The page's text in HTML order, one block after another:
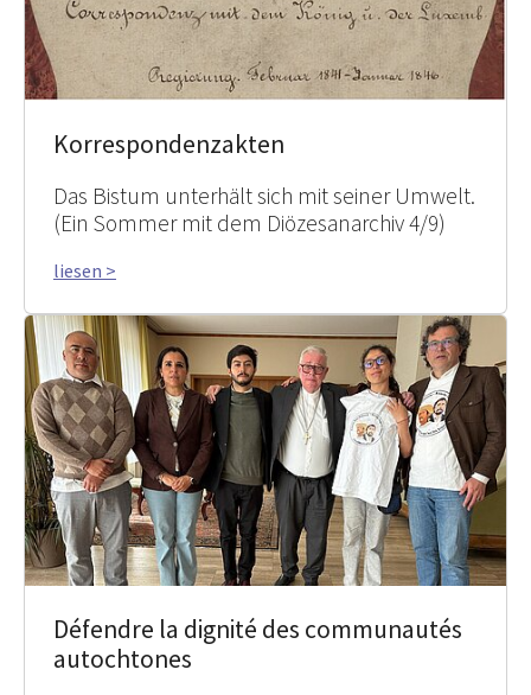
Korrespondenzakten
Das Bistum unterhält sich mit seiner Umwelt.
(Ein Sommer mit dem Diözesanarchiv 4/9)
liesen >
Défendre la dignité des communautés
autochtones